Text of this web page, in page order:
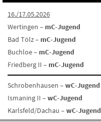
16./17.05.2026
Wertingen – mC-Jugend
Bad Tölz – mC-Jugend
Buchloe – mC-Jugend
Friedberg II – mC-Jugend
Schrobenhausen –wC-Jugend
Ismaning II –wC-Jugend
Karlsfeld/Dachau –wC-Jugend